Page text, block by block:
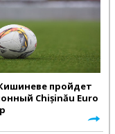
пройдет
Chișinău Euro